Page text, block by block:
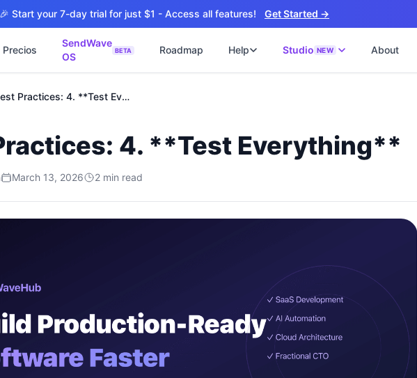
🎉 Start your 7-day trial for just $1 - Access all features! Get Started →
Precios
SendWave
OS
BETA Roadmap Help
📝
Studio NEW
ดเว็บไซต์ 4 วัน
มต้น ฿9,900 · Fast Delivery
บไซต์คลินิก
ไซต์โรงงาน
ไซต์โลจิสติกส์ NEW
& Transportation
ปรึกษาฟรี
ประเมินราคาฟรี →
About
Best Practices: 4. **Test Everything**
4. **Test Everything**
March 13, 2026 2 min read